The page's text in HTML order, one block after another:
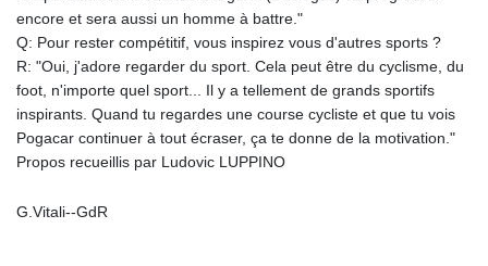
encore et sera aussi un homme à battre."
Q: Pour rester compétitif, vous inspirez vous d'autres sports ?
R: "Oui, j'adore regarder du sport. Cela peut être du cyclisme, du
foot, n'importe quel sport... Il y a tellement de grands sportifs
inspirants. Quand tu regardes une course cycliste et que tu vois
Pogacar continuer à tout écraser, ça te donne de la motivation."
Propos recueillis par Ludovic LUPPINO
G.Vitali--GdR